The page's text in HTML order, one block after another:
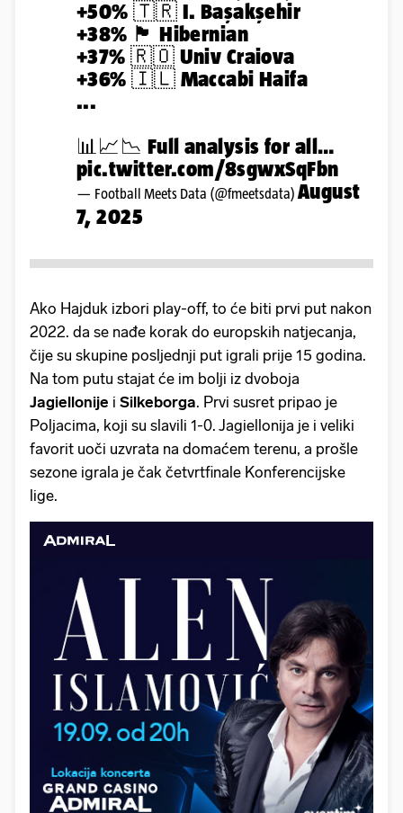
+50% 🇹🇷 I. Başakşehir
+38% 🏴󠁧󠁢󠁳󠁣󠁴󠁿 Hibernian
+37% 🇷🇴 Univ Craiova
+36% 🇮🇱 Maccabi Haifa
...
📊📈📉 Full analysis for all…
pic.twitter.com/8sgwxSqFbn
— Football Meets Data (@fmeetsdata) August
7, 2025
Ako Hajduk izbori play-off, to će biti prvi put nakon
2022. da se nađe korak do europskih natjecanja,
čije su skupine posljednji put igrali prije 15 godina.
Na tom putu stajat će im bolji iz dvoboja
Jagiellonije i Silkeborga. Prvi susret pripao je
Poljacima, koji su slavili 1-0. Jagiellonija je i veliki
favorit uoči uzvrata na domaćem terenu, a prošle
sezone igrala je čak četvrtfinale Konferencijske
lige.